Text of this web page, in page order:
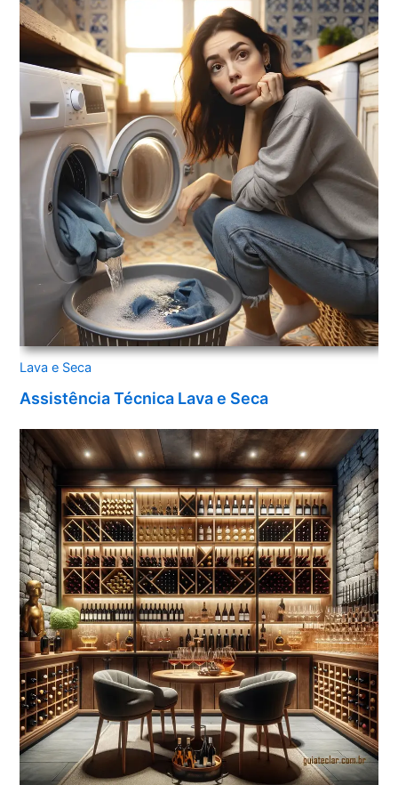
Lava e Seca
Assistência Técnica Lava e Seca